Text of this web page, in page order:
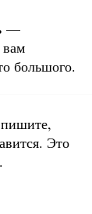
—
большого.
Это